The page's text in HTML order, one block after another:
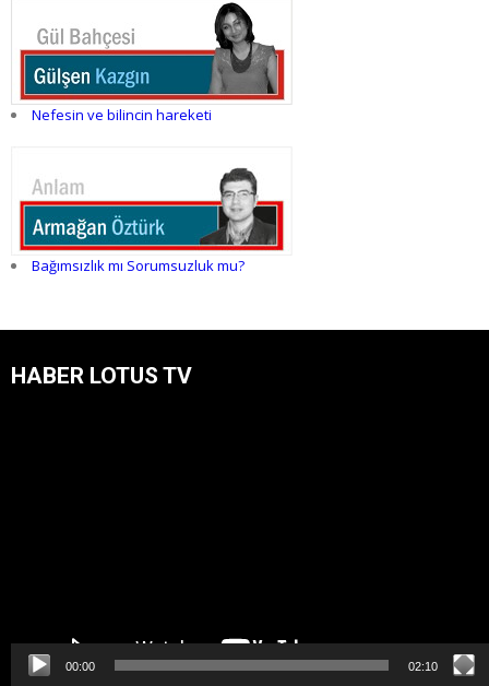
Nefesin ve bilincin hareketi
Bağımsızlık mı Sorumsuzluk mu?
HABER LOTUS TV
00:00 02:10